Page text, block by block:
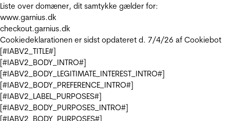
Liste over domæner, dit samtykke gælder for:
www.garnius.dk
checkout.garnius.dk
Cookiedeklarationen er sidst opdateret d. 7/4/26 af Cookiebot
[#IABV2_TITLE#]
[#IABV2_BODY_INTRO#]
[#IABV2_BODY_LEGITIMATE_INTEREST_INTRO#]
[#IABV2_BODY_PREFERENCE_INTRO#]
[#IABV2_LABEL_PURPOSES#]
[#IABV2_BODY_PURPOSES_INTRO#]
[#IABV2_BODY_PURPOSES#]